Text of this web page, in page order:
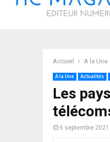
Accueil A la Une
A la Une Actualités
Les
6 septembre 2021